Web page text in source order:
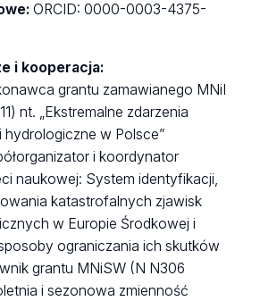
ORCID: 0000-0003-4375-
i kooperacja:
grantu zamawianego MNiI
nt. „Ekstremalne zdarzenia
w Polsce”
i koordynator
naukowej: System identyfikacji,
katastrofalnych zjawisk
w Europie Środkowej i
ograniczania ich skutków
grantu MNiSW (N N306
i sezonowa zmienność